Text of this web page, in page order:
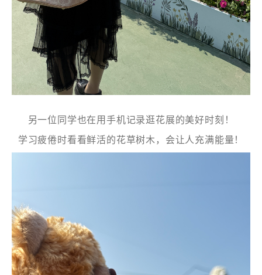
另一位同学也在用手机记录逛花展的美好时刻！
学习疲倦时看看鲜活的花草树木，会让人充满能量！